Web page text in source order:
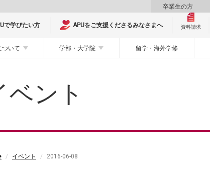
卒業生の方
で学びたい方 APUをご支援くださるみなさまへ 資料請求
ついて 学部・大学院 留学・海外学修
ベント
イベント 2016-06-08